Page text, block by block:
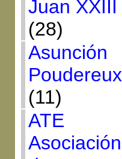
Juan XXIII
(28)
Asunción
Poudereux
(11)
ATE
Asociación